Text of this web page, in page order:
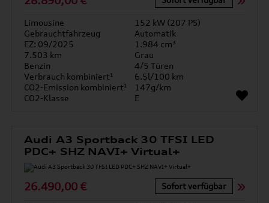
Limousine
152 kW (207 PS)
Gebrauchtfahrzeug
Automatik
EZ: 09/2025
1.984 cm³
7.503 km
Grau
Benzin
4/5 Türen
Verbrauch kombiniert¹
6.5l/100 km
CO2-Emission kombiniert¹
147g/km
CO2-Klasse
E
Audi A3 Sportback 30 TFSI LED
PDC+ SHZ NAVI+ Virtual+
26.490,00 € Sofort verfügbar